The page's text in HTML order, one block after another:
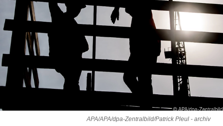
APA/APA/dpa-Zentralbild/Patrick Pleul - archiv